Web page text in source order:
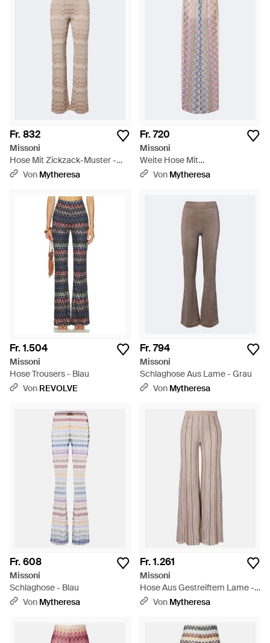
Fr. 832
Missoni
Hose Mit Zickzack-Muster -
Natur
Von Mytheresa
Fr. 720
Missoni
Weite Hose Mit
Zickzackmuster - Lila
Von Mytheresa
Fr. 1.504
Missoni
Hose Trousers - Blau
Von REVOLVE
Fr. 794
Missoni
Schlaghose Aus Lame - Grau
Von Mytheresa
Fr. 608
Missoni
Schlaghose - Blau
Von Mytheresa
Fr. 1.261
Missoni
Hose Aus Gestreiftem Lame -
Natur
Von Mytheresa